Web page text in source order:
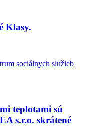
Klasy.
sociálnych služieb
teplotami sú
s.r.o. skrátené